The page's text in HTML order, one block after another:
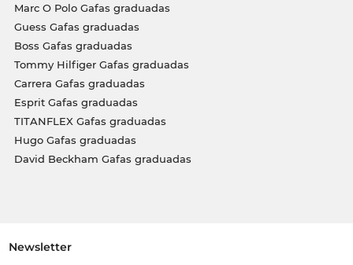
Marc O Polo Gafas graduadas
Guess Gafas graduadas
Boss Gafas graduadas
Tommy Hilfiger Gafas graduadas
Carrera Gafas graduadas
Esprit Gafas graduadas
TITANFLEX Gafas graduadas
Hugo Gafas graduadas
David Beckham Gafas graduadas
Newsletter